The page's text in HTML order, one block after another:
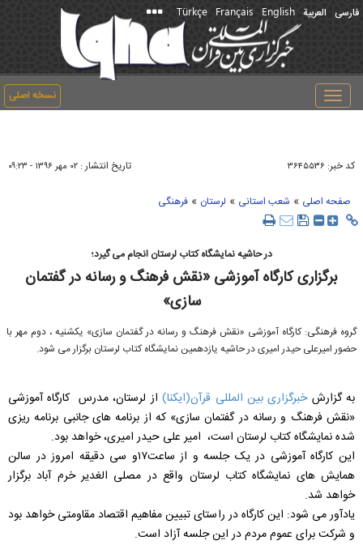
فارسی العربیة English
Français
Türkçe
نسخه اصلی
Toggle
navigation
کد خبر: ۳۶۴۵۵۳۶ تاریخ انتشار : ۰۲ مهر ۱۳۹۶ - ۰۹:۲۳
صفحه اصلی » شعب استانی » لرستان » فرهنگی
در حاشیه نمایشگاه کتاب لرستان انجام می گیرد؛
برگزاری کارگاه آموزشی «نقش فرهنگ و رسانه در گفتمان
سازی»
گروه فرهنگی: کارگاه آموزشی «نقش فرهنگ و رسانه در گفتمان سازی» یکشنیه ، دوم مهر با
حضور امیرعلی حیدر امیری در حاشیه یازدهمین نمایشگاه کتاب لرستان برگزار می شود.
به گزارشخبرگزاری بین المللی قرآن(ایکنا)از لرستان، مدرس کارگاه آموزشی
«نقش فرهنگ و رسانه در گفتمان سازی» که از برنامه های جانبی برنامه ریزی
شده نمایشگاه کتاب لرستان است، امیر علی حیدر امیری، خواهد بود.
این کارگاه آموزشی در یک جلسه و از ساعت۱۷و سی دقیقه امروز در سالن
همایش های نمایشگاه کتاب لرستان واقع در مصلی الغدیر خرم آباد برگزار
خواهد شد.
یادآور می شود: این کارگاه در راستای تبیین مفاهیم اقتصاد مقاومتی خواهد بود
و شرکت برای عموم مردم در این جلسه آزاد است.